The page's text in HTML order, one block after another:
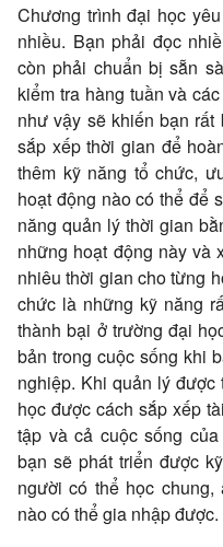
Chương trình đại học
nhiều. Bạn phải đọc
còn phải chuẩn bị sẵn
kiểm tra hàng tuần và
như vậy sẽ khiến bạn
sắp xếp thời gian để
thêm kỹ năng tổ chức,
hoạt động nào có thể để
năng quản lý thời gian
những hoạt động này và
nhiêu thời gian cho từng
chức là những kỹ năng
thành bại ở trường đại
bản trong cuộc sống khi
nghiệp. Khi quản lý
học được cách sắp xếp
tập và cả cuộc sống
bạn sẽ phát triển được
người có thể học
nào có thể gia nhập được.